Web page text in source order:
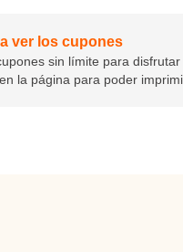
ver los cupones
sin límite para
la página para poder